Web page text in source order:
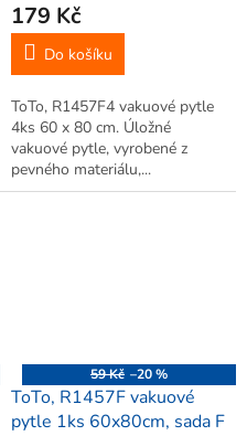
179 Kč
Do košíku
ToTo, R1457F4 vakuové pytle
4ks 60 x 80 cm. Úložné
vakuové pytle, vyrobené z
pevného materiálu,...
59 Kč –20 %
ToTo, R1457F vakuové
pytle 1ks 60x80cm, sada F